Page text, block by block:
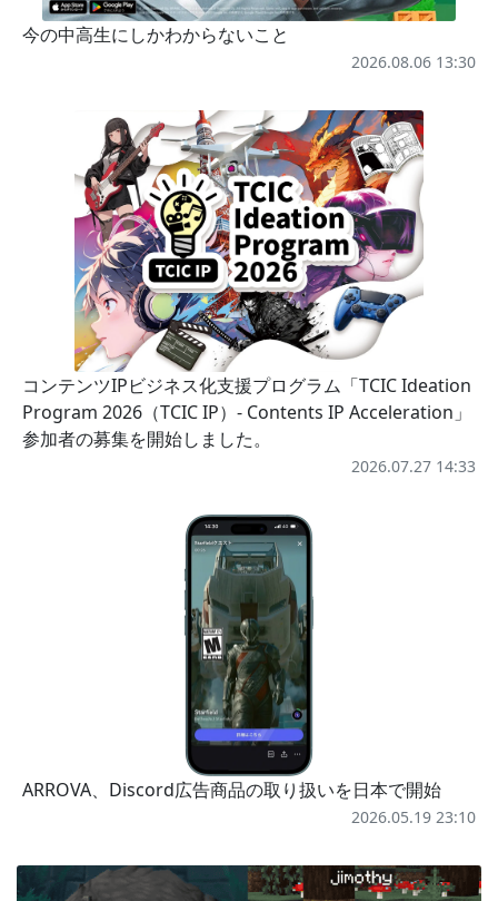
今の中高生にしかわからないこと
2026.08.06 13:30
コンテンツIPビジネス化支援プログラム「TCIC Ideation
Program 2026（TCIC IP）- Contents IP Acceleration」
参加者の募集を開始しました。
2026.07.27 14:33
ARROVA、Discord広告商品の取り扱いを日本で開始
2026.05.19 23:10